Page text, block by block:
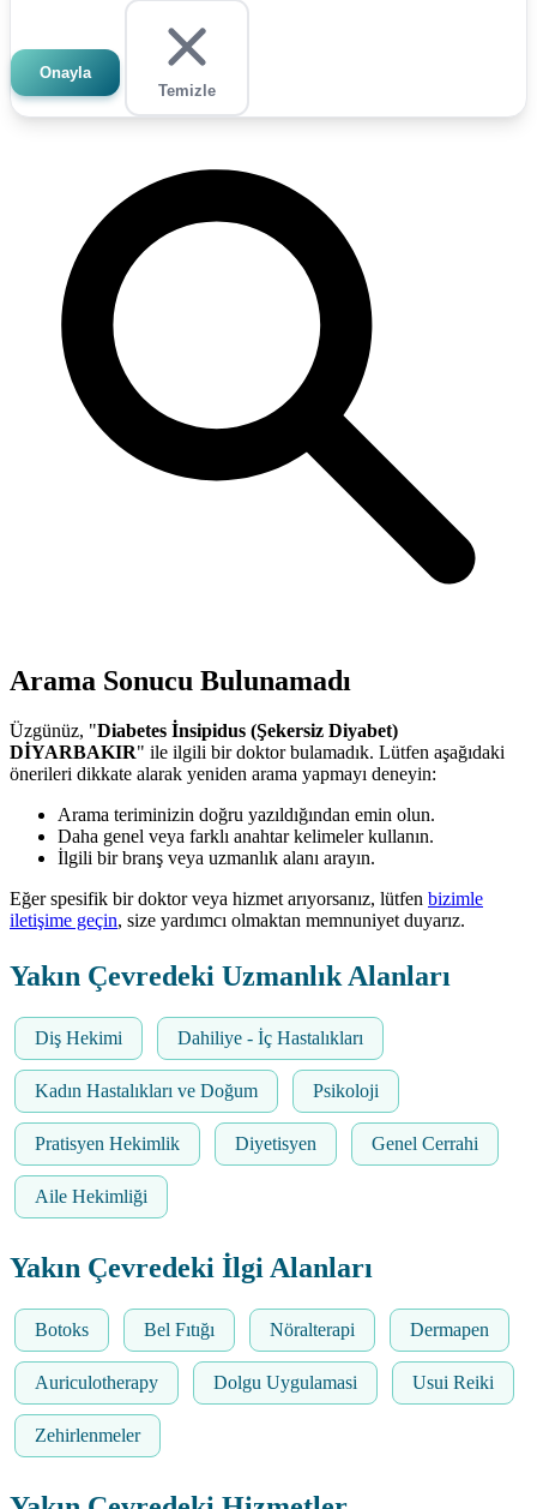
Onayla
Temizle
Arama Sonucu Bulunamadı
Üzgünüz, "Diabetes İnsipidus (Şekersiz Diyabet)
DİYARBAKIR" ile ilgili bir doktor bulamadık. Lütfen aşağıdaki
önerileri dikkate alarak yeniden arama yapmayı deneyin:
Arama teriminizin doğru yazıldığından emin olun.
Daha genel veya farklı anahtar kelimeler kullanın.
İlgili bir branş veya uzmanlık alanı arayın.
Eğer spesifik bir doktor veya hizmet arıyorsanız, lütfen bizimle
iletişime geçin, size yardımcı olmaktan memnuniyet duyarız.
Yakın Çevredeki Uzmanlık Alanları
Diş Hekimi Dahiliye - İç Hastalıkları
Kadın Hastalıkları ve Doğum Psikoloji
Pratisyen Hekimlik Diyetisyen Genel Cerrahi
Aile Hekimliği
Yakın Çevredeki İlgi Alanları
Botoks Bel Fıtığı Nöralterapi Dermapen
Auriculotherapy Dolgu Uygulamasi Usui Reiki
Zehirlenmeler